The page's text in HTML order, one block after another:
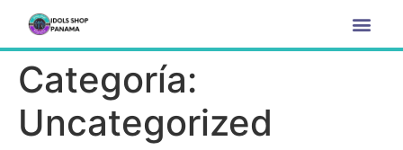
Categoría:
Uncategorized